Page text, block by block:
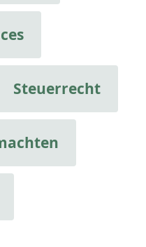
Steuerrecht